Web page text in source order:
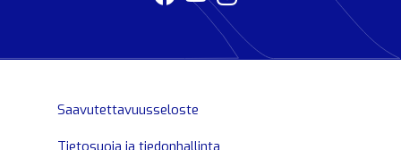
Saavutettavuusseloste
Tietosuoja ja tiedonhallinta